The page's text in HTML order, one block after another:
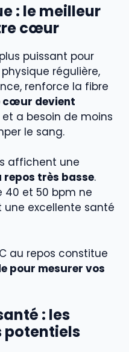
: le meilleur
cœur
puissant pour
régulière,
renforce la fibre
cœur devient
et a besoin de moins
le sang.
affichent une
très basse.
40 et 50 bpm ne
excellente santé
au repos constitue
pour mesurer vos
: les
potentiels